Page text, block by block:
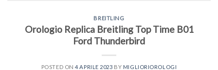
BREITLING
Orologio Replica Breitling Top Time B01
Ford Thunderbird
POSTED ON4 APRILE 2023 BY MIGLIORIOROLOGI